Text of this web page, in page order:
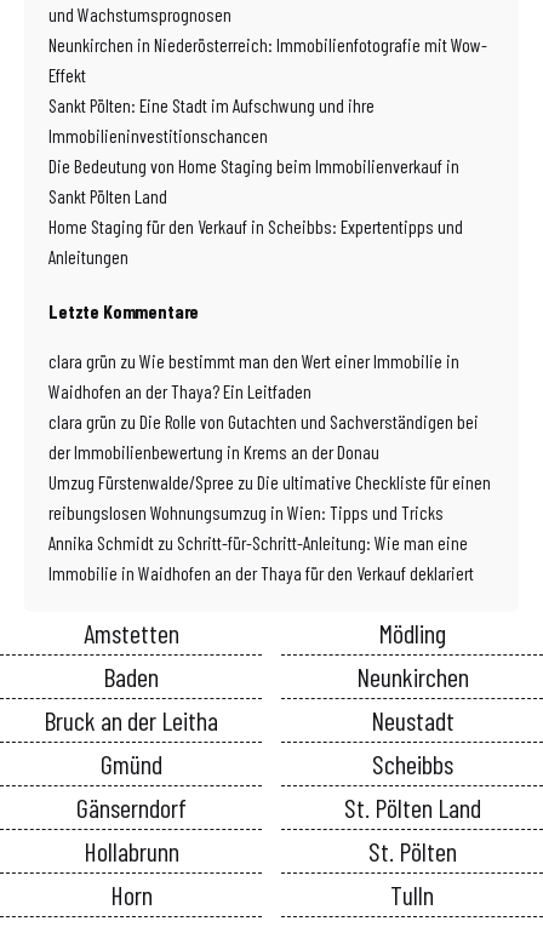
und Wachstumsprognosen
Neunkirchen in Niederösterreich: Immobilienfotografie mit Wow-
Effekt
Sankt Pölten: Eine Stadt im Aufschwung und ihre
Immobilieninvestitionschancen
Die Bedeutung von Home Staging beim Immobilienverkauf in
Sankt Pölten Land
Home Staging für den Verkauf in Scheibbs: Expertentipps und
Anleitungen
Letzte Kommentare
clara grün zu Wie bestimmt man den Wert einer Immobilie in
Waidhofen an der Thaya? Ein Leitfaden
clara grün zu Die Rolle von Gutachten und Sachverständigen bei
der Immobilienbewertung in Krems an der Donau
Umzug Fürstenwalde/Spree zu Die ultimative Checkliste für einen
reibungslosen Wohnungsumzug in Wien: Tipps und Tricks
Annika Schmidt zu Schritt-für-Schritt-Anleitung: Wie man eine
Immobilie in Waidhofen an der Thaya für den Verkauf deklariert
Amstetten
Baden
Bruck an der Leitha
Gmünd
Gänserndorf
Hollabrunn
Horn
Mödling
Neunkirchen
Neustadt
Scheibbs
St. Pölten Land
St. Pölten
Tulln